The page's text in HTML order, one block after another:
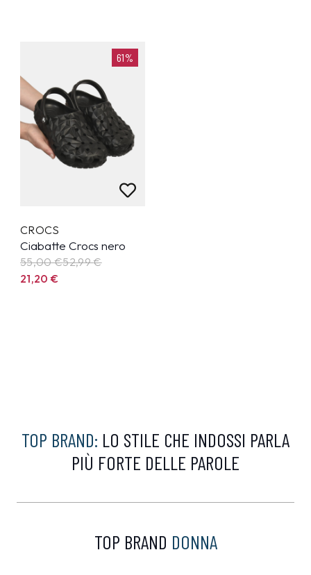
61%
CROCS
Ciabatte Crocs nero
55,00 €52,99€
21,20€
TOP BRAND: LO STILE CHE INDOSSI PARLA
PIÙ FORTE DELLE PAROLE
TOP BRAND DONNA